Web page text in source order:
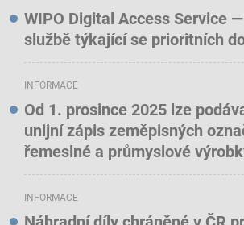
WIPO Digital Access Service
službě týkající se prioritních
INFORMACE
Od 1. prosince 2025 lze
unijní zápis zeměpisných
řemeslné a průmyslové
INFORMACE